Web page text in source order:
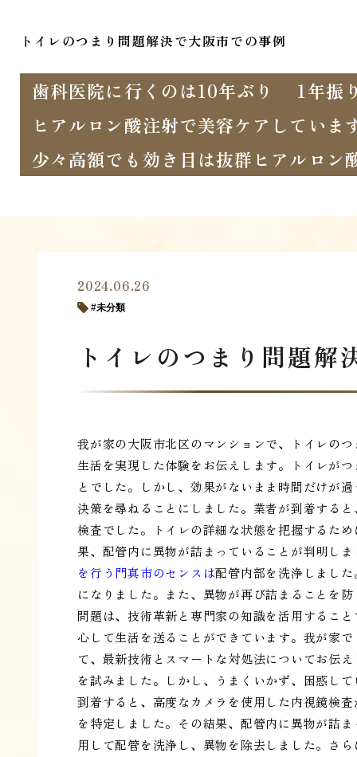
トイレのつまり問題解決で大阪市での事例
歯科医院に行くのは10年ぶり 1年振
ヒアルロン酸注射で美容ケアしていま
少々高額でも効き目は抜群ヒアルロン
2024.06.26
未分類
トイレのつまり問題解
我が家の大阪市北区のマンションで、トイレの
生活を実現した体験をお伝えします。トイレが
とでした。しかし、効果がないまま時間だけが
決策を尋ねることにしました。業者が到着する
検査でした。トイレの詳細な状態を把握するた
果、配管内に異物が詰まっていることが判明し
を行う門真市のセンスは配管内部を洗浄しまし
になりました。また、異物が再び詰まることを
問題は、技術革新と専門家の知識を活用するこ
心して生活を送ることができています。我が家
て、最新技術とスマートな対処法についてお伝
を試みました。しかし、うまくいかず、困惑し
到着すると、高度なカメラを使用した内視鏡検
を特定しました。その結果、配管内に異物が詰
用して配管を洗浄し、異物を除去しました。さ